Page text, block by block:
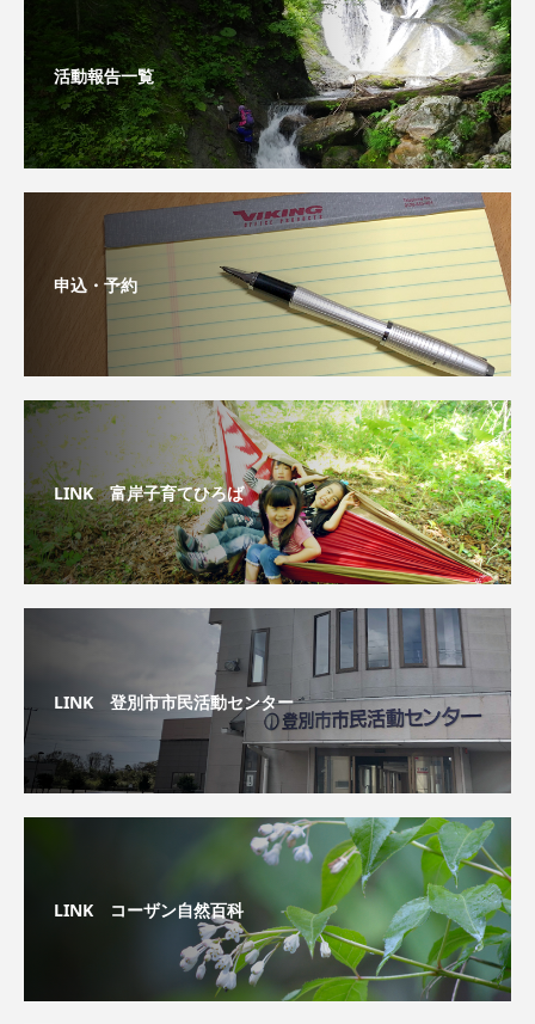
活動報告一覧
申込・予約
LINK 富岸子育てひろば
LINK 登別市市民活動センター
LINK コーザン自然百科